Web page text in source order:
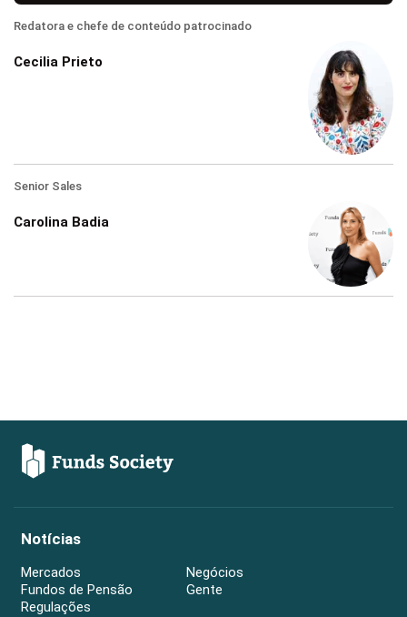
Redatora e chefe de conteúdo patrocinado
Cecilia Prieto
Senior Sales
Carolina Badia
Notícias
Mercados
Negócios
Fundos de Pensão
Gente
Regulações